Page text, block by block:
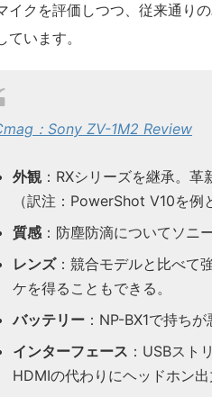
イクを評価しつつ、従来通り
ています。
：Sony ZV-1M2 Review
外観：RXシリーズを継承。革
（訳注：PowerShot V10を例
質感：防塵防滴についてソニ
レンズ：競合モデルと比べて
ケを得ることもできる。
バッテリー ：NP-BX1で持ち
インターフェース ：USBスト
HDMIの代わりにヘッドホン出